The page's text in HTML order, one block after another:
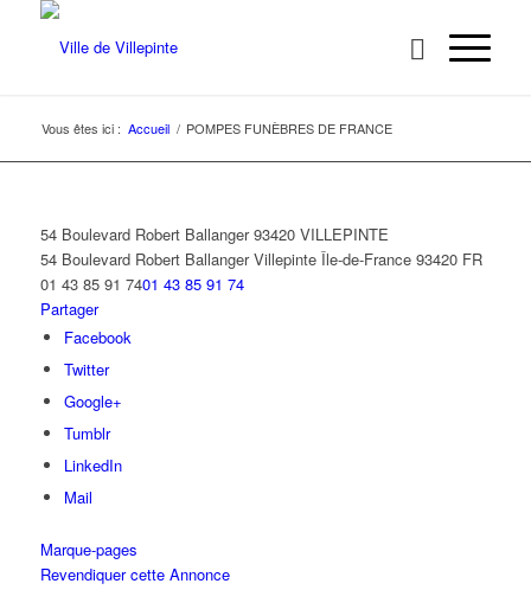
Vous êtes ici : Accueil / POMPES FUNÈBRES DE FRANCE
54 Boulevard Robert Ballanger 93420 VILLEPINTE
54 Boulevard Robert Ballanger Villepinte Île-de-France 93420 FR
01 43 85 91 7401 43 85 91 74
Partager
Facebook
Twitter
Google+
Tumblr
LinkedIn
Mail
Marque-pages
Revendiquer cette Annonce